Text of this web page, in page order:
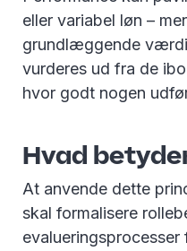
eller variabel løn –
grundlæggende
vurderes ud fra de
hvor godt nogen
Hvad
At anvende dette
skal formalisere